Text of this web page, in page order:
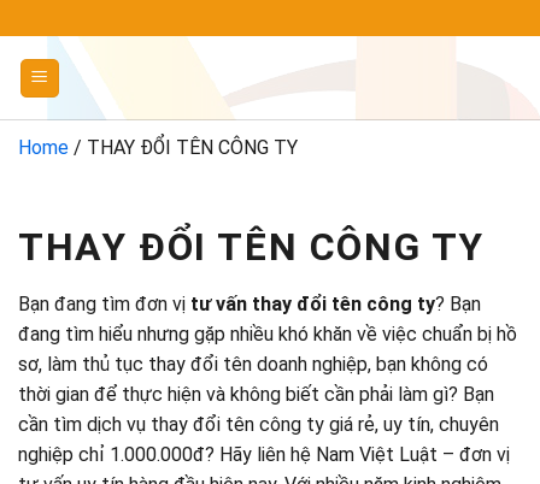
đến
dung
Home / THAY ĐỔI TÊN CÔNG TY
THAY ĐỔI TÊN CÔNG TY
Bạn đang tìm đơn vị tư vấn thay đổi tên công ty? Bạn
đang tìm hiểu nhưng gặp nhiều khó khăn về việc chuẩn bị hồ
sơ, làm thủ tục thay đổi tên doanh nghiệp, bạn không có
thời gian để thực hiện và không biết cần phải làm gì? Bạn
cần tìm dịch vụ thay đổi tên công ty giá rẻ, uy tín, chuyên
nghiệp chỉ 1.000.000đ? Hãy liên hệ Nam Việt Luật – đơn vị